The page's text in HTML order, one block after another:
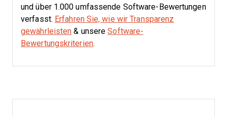
und über 1.000 umfassende Software-Bewertungen
verfasst. Erfahren Sie, wie wir Transparenz
gewährleisten & unsereSoftware-
Bewertungskriterien.